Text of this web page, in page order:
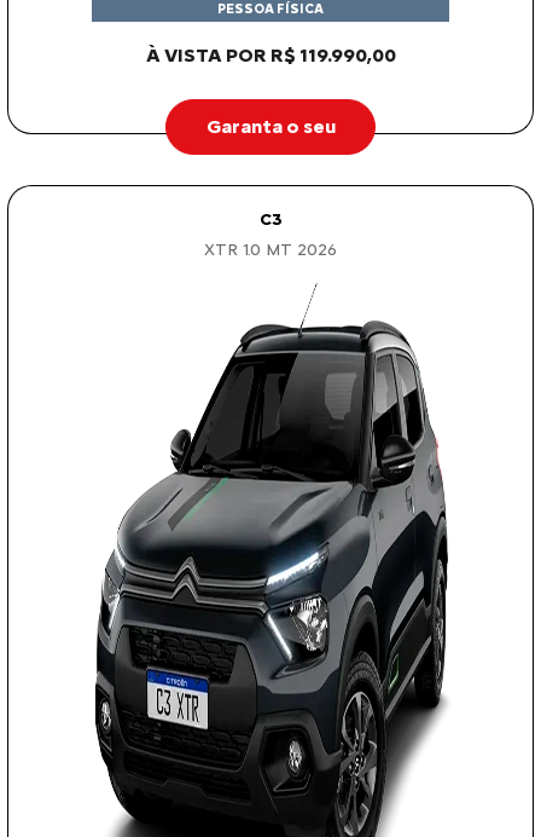
À VISTA POR R$ 119.990,00
PESSOA FÍSICA
Garanta o seu
C3
XTR 1.0 MT 2026